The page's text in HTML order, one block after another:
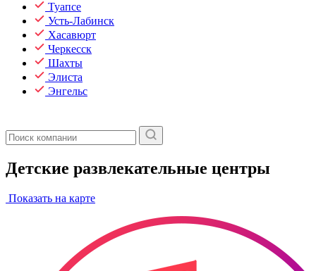
Туапсе
Усть-Лабинск
Хасавюрт
Черкесск
Шахты
Элиста
Энгельс
Детские развлекательные центры
Показать на карте